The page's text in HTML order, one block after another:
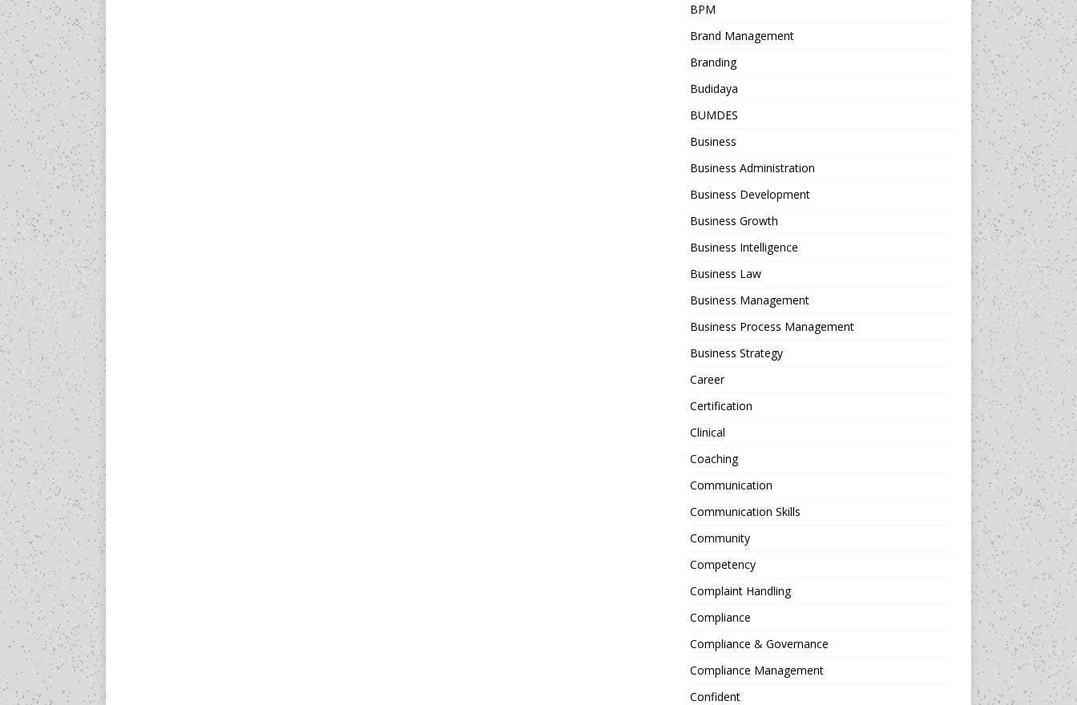
BPM
Brand Management
Branding
Budidaya
BUMDES
Business
Business Administration
Business Development
Business Growth
Business Intelligence
Business Law
Business Management
Business Process Management
Business Strategy
Career
Certification
Clinical
Coaching
Communication
Communication Skills
Community
Competency
Complaint Handling
Compliance
Compliance & Governance
Compliance Management
Confident